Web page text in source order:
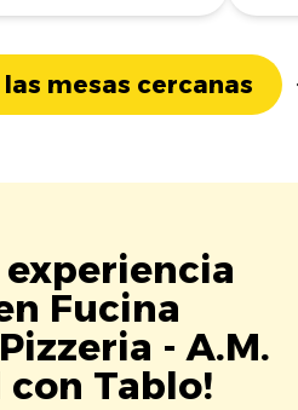
mesas cercanas
experiencia
Fucina
- A.M.
con Tablo!